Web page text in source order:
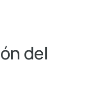
del